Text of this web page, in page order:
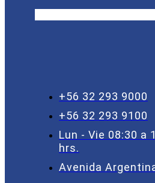
+56 32 293 9000
+56 32 293 9100
Lun - Vie 08:30 a
hrs.
Avenida